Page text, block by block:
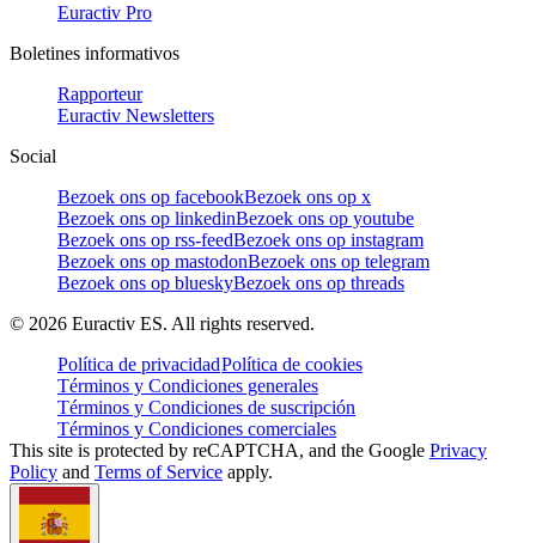
Euractiv Pro
Boletines informativos
Rapporteur
Euractiv Newsletters
Social
Bezoek ons op facebookBezoek ons op x
Bezoek ons op linkedinBezoek ons op youtube
Bezoek ons op rss-feedBezoek ons op instagram
Bezoek ons op mastodonBezoek ons op telegram
Bezoek ons op blueskyBezoek ons op threads
© 2026 Euractiv ES. All rights reserved.
Política de privacidadPolítica de cookies
Términos y Condiciones generales
Términos y Condiciones de suscripción
Términos y Condiciones comerciales
This site is protected by reCAPTCHA, and the Google Privacy
Policy and Terms of Service apply.